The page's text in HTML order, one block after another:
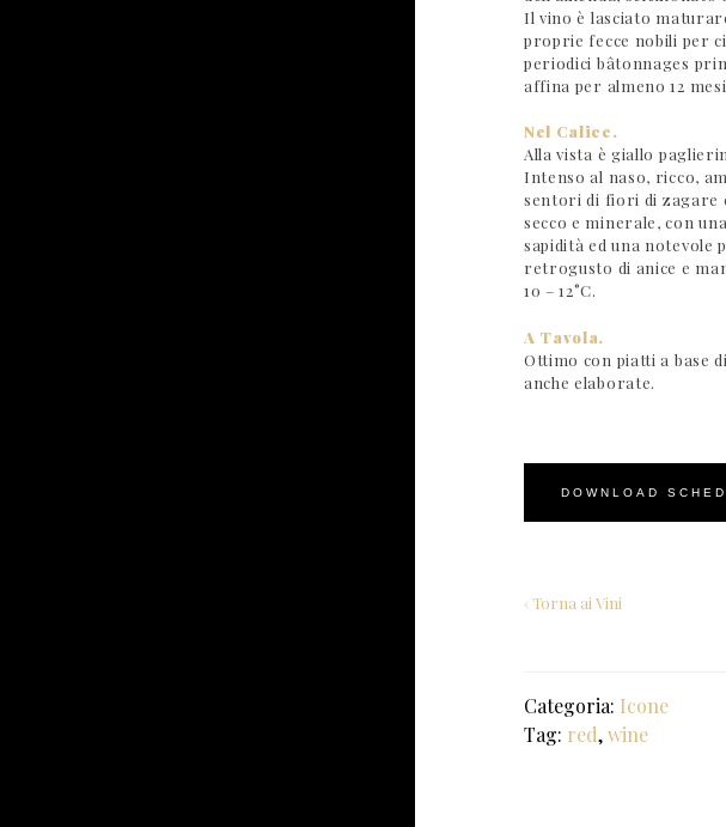
Il vino è lasciato
proprie fecce nobili per
periodici bâtonnages
affina per almeno 12
Nel Calice.
Alla vista è giallo
Intenso al naso, ricco,
sentori di fiori di zagare
secco e minerale, con
sapidità ed una notevole
retrogusto di anice e
10 – 12°C.
A Tavola.
Ottimo con piatti a base
anche elaborate.
DOWNLOAD
‹ Torna ai Vini
Categoria: Icone
Tag: red,wine